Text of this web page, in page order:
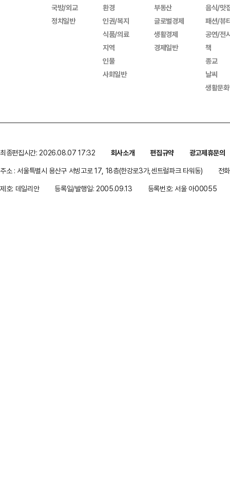
국방/외교
정치일반
환경
인권/복지
식품/의료
지역
인물
사회일반
부동산
글로벌경제
생활경제
경제일반
음식/맛
패션/뷰
공연/전
책
종교
날씨
생활문
최종편집시간: 2026.08.07 17:32 회사소개 편집규약
광고제휴문의
주소 : 서울특별시 용산구 서빙고로 17, 18층(한강로3가,센트럴파크 타워동)
전
제호: 데일리안
등록일/발행일: 2005.09.13 등록번호: 서울 아00055